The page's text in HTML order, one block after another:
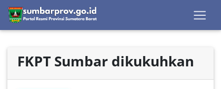
FKPT Sumbar dikukuhkan